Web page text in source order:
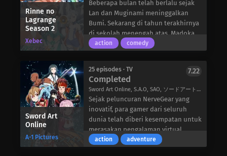
penjajah, meninggalkan kehancuran
di belakangnya. Namun, pertemuan
ini membuat Yui bertekad untuk
tidak pernah lagi membiarkan hal
seperti ini terjadi.
berpangkat letnan, Yui bergabung
dengan proyek XFJ, program
pengembangan TSF Jepang-Amerika
yang berbasis di Alaska. Dalam tim
internasional yang terdiri dari pilot
uji coba Jepang-Amerika yang tidak
kooperatif, Yuuya Bridges, dan
berbagai eishi dari berbagai negara
menemukan diri mereka berselisih:
Shimao yang cemburu berusaha
untuk menggagalkan kemajuan
pelamar dan merasuki tubuhnya,
sementara Hazuki hanya ingin hantu
lalu dan dia bersama orang yang dia
cintai. Ketika kedua pria itu menolak
untuk melepaskan keinginan
mereka, sebuah hubungan yang
tidak biasa terbentuk antara seorang
wanita yang bermasalah, hantu yang
tak henti-hentinya, dan seorang pria
yang keras kepala yang sedang jatuh
feodal menggantikannya. Sekarang,
setelah sejarah berubah, Yoshiharu
berjanji untuk menjaga agar garis
waktu tidak menyimpang lebih jauh
lagi. Namun, setelah menyelamatkan
sebenarnya adalah pasangan wanita
dari dongeng Nobunaga Oda-
Yoshiharu menyadari bahwa dia
telah berpindah ke dunia lain, di
mana sebagian besar panglima
perang bersejarah Jepang sekarang
menjadi gadis-gadis cantik!
Untuk memperbaiki keadaan dan
Rinne no
Lagrange
Season 2
Xebec
Beberapa bulan telah berlalu sejak
Lan dan Muginami meninggalkan
Bumi. Sekarang di tahun terakhirnya
di sekolah menengah atas, Madoka
menghabiskan sebagian besar hari-
kembali ke Kota Kamogawa.
action comedy
Sword Art
Online
A-1 Pictures
25 episodes · TV
Completed
Sword Art Online, S.A.O, SAO, ソードアート・オンライン
7.22
Sejak peluncuran NerveGear yang
inovatif, para gamer dari seluruh
dunia telah diberi kesempatan untuk
merasakan pengalaman virtual
reality yang benar-benar imersif.
action adventure